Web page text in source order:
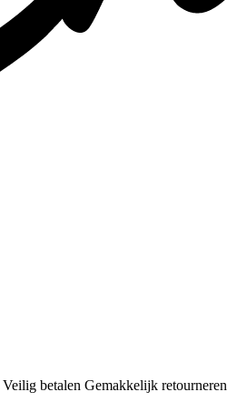
Veilig betalen Gemakkelijk retourneren